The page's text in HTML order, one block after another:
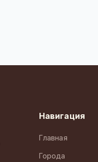
Навигация
Главная
Города